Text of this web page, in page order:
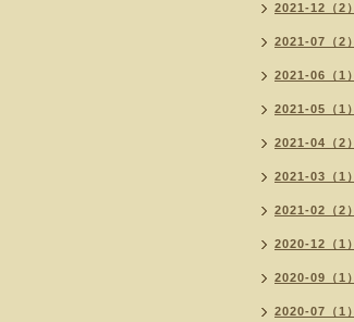
2021-12（2）
2021-07（2）
2021-06（1）
2021-05（1）
2021-04（2）
2021-03（1）
2021-02（2）
2020-12（1）
2020-09（1）
2020-07（1）